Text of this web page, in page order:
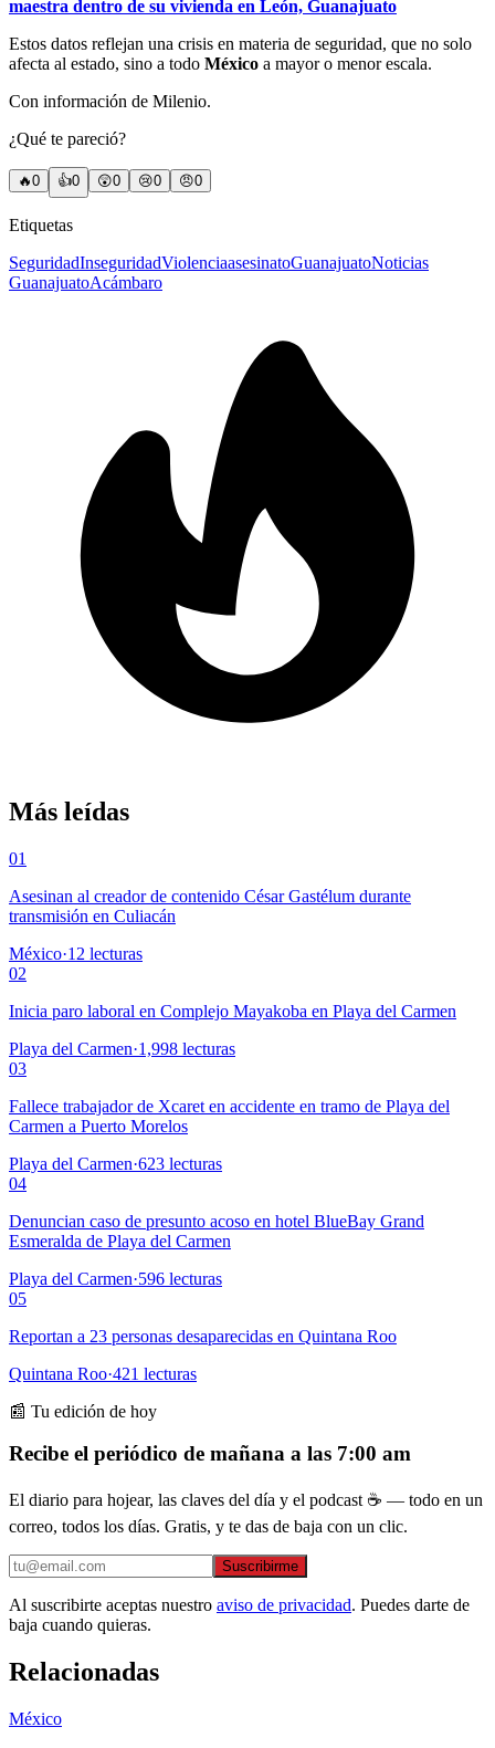
maestra dentro de su vivienda en León, Guanajuato
Estos datos reflejan una crisis en materia de seguridad, que no solo
afecta al estado, sino a todo México a mayor o menor escala.
Con información de Milenio.
¿Qué te pareció?
🔥0 👍0 😲0 😢0 😠0
Etiquetas
SeguridadInseguridadViolenciaasesinatoGuanajuatoNoticias
GuanajuatoAcámbaro
Más leídas
01
Asesinan al creador de contenido César Gastélum durante
transmisión en Culiacán
México·12 lecturas
02
Inicia paro laboral en Complejo Mayakoba en Playa del Carmen
Playa del Carmen·1,998 lecturas
03
Fallece trabajador de Xcaret en accidente en tramo de Playa del
Carmen a Puerto Morelos
Playa del Carmen·623 lecturas
04
Denuncian caso de presunto acoso en hotel BlueBay Grand
Esmeralda de Playa del Carmen
Playa del Carmen·596 lecturas
05
Reportan a 23 personas desaparecidas en Quintana Roo
Quintana Roo·421 lecturas
📰 Tu edición de hoy
Recibe el periódico de mañana a las 7:00 am
El diario para hojear, las claves del día y el podcast ☕ — todo en un
correo, todos los días. Gratis, y te das de baja con un clic.
Suscribirme
Al suscribirte aceptas nuestro aviso de privacidad. Puedes darte de
baja cuando quieras.
Relacionadas
México